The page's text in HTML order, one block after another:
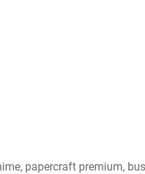
papercraft premium,